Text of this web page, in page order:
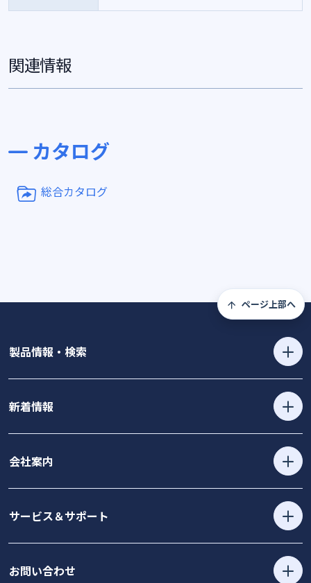
関連情報
カタログ
総合カタログ
ページ上部へ
製品情報・検索
新着情報
会社案内
サービス＆サポート
お問い合わせ